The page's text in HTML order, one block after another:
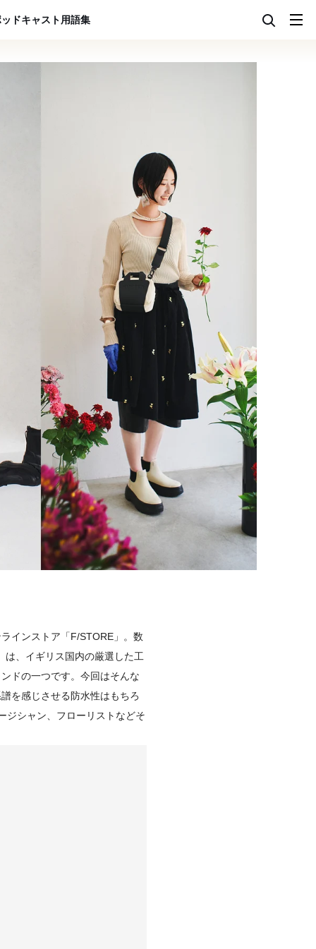
ドキャスト用語集
インストア「F/STORE」。数
は、イギリス国内の厳選した工
ドの一つです。今回はそんな
を感じさせる防水性はもちろ
ジシャン、フローリストなどそ